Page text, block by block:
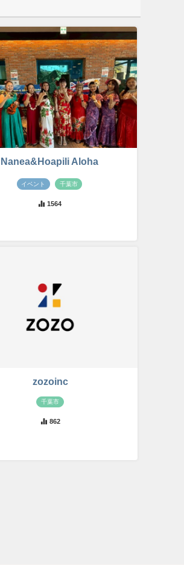
Nanea&Hoapili Aloha
イベント 千葉市
1564
zozoinc
千葉市
862